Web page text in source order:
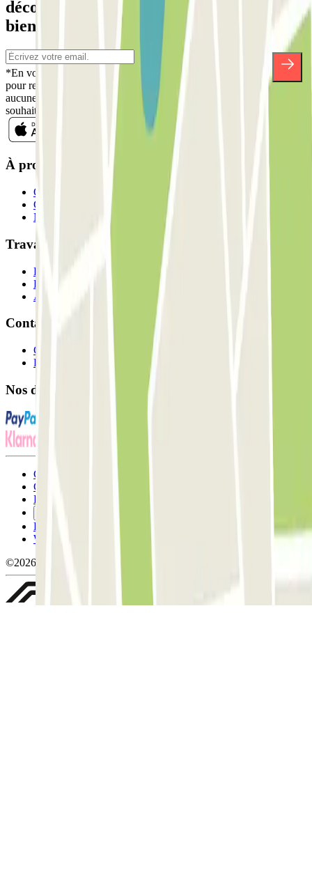
découvrez des réductions, des concours et
bien d'autres surprises.
*En vous inscrivant, vous acceptez notre politique de confidentialité
pour recevoir des communications commerciales de Parclick. Sans
aucune obligation, vous pouvez vous désinscrire quand vous le
souhaitez dans la même newsletter.
À propos de Parclick
Qui sommes-nous ?
Comment ça marche?
Nos parkings
Travaillons ensemble?
Professionnels
Fournisseur de parking
Affiliés
Contact
Contactez-nous
FAQ
Nos différents modes de paiement:
Conditions générales d'utilisation et contrat
Conditions d'annulation
Politique relative aux cookies
Politique de confidentialité
Whistleblowing
©2026 Parclick. Tous droits réservés